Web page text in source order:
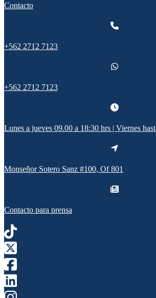
Contacto
+562 2712 7123
+562 2712 7123
Lunes a jueves 09.00 a 18:30 hrs | Viernes
Monseñor Sotero Sanz #100, Of 801
Contacto para prensa